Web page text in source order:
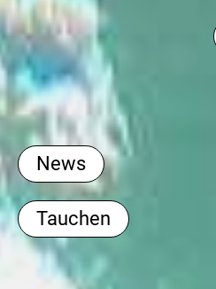
News
Tauchen